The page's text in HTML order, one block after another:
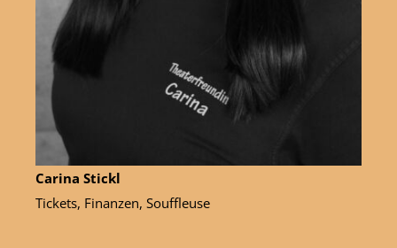
Carina Stickl
Tickets, Finanzen, Souffleuse